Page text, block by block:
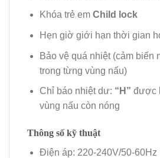
Khóa trẻ em Child lock
Hẹn giờ giới hạn thời gian
Bảo vệ quá nhiệt (cảm biến
trong từng vùng nấu)
Chỉ báo nhiệt dư: “H” được
vùng nấu còn nóng
Thông số kỹ thuật
Điện áp: 220-240V/50-60Hz